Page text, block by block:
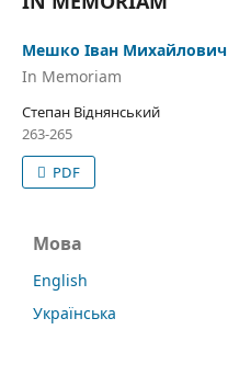
Мешко Іван Михайлович
In Memoriam
Степан Віднянський
263-265
PDF
Мова
English
Українська